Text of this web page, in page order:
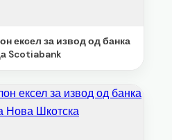
ексел за извод од банка
Scotiabank